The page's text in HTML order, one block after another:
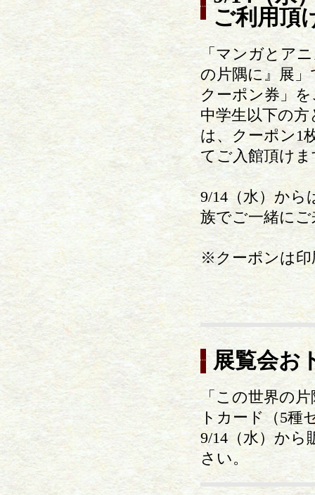
ご利用頂
「マンガとア
の片隅に』展
クーポン券」
中学生以下の
は、クーポン1
てご入館頂け
9/14（水）か
族でご一緒に
※クーポンは印
展覧会お
「この世界の
トカード（5種
9/14（水）か
さい。